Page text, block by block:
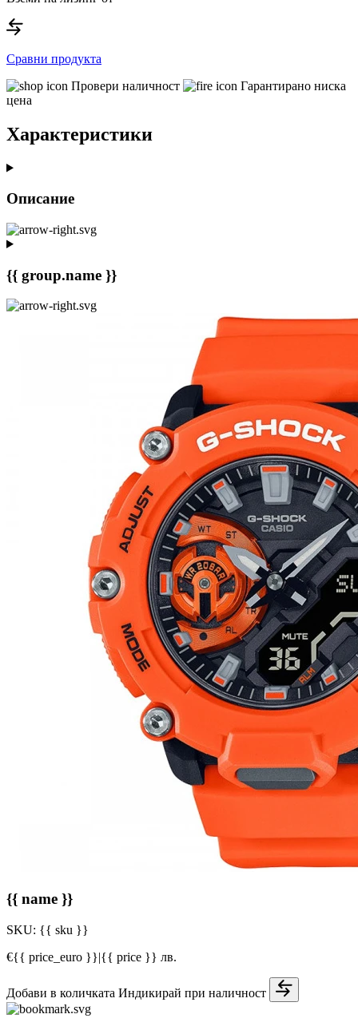
Сравни продукта
Провери наличност
Гарантирано ниска
цена
Характеристики
Описание
{{ group.name }}
{{ name }}
SKU: {{ sku }}
€{{ price_euro }}|{{ price }} лв.
Добави в количката Индикирай при наличност